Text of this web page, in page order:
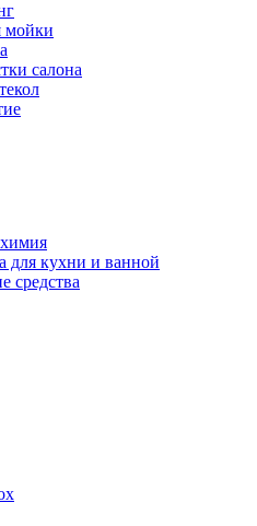
мойки
салона
для кухни и ванной
средства